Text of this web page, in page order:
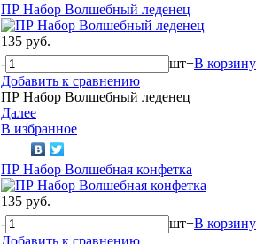
ПР Набор Волшебный леденец
135 руб.
-
шт+В корзину
Добавить к сравнению
ПР Набор Волшебный леденец
Далее
В избранное
ПР Набор Волшебная конфетка
135 руб.
-
шт+В корзину
Добавить к сравнению